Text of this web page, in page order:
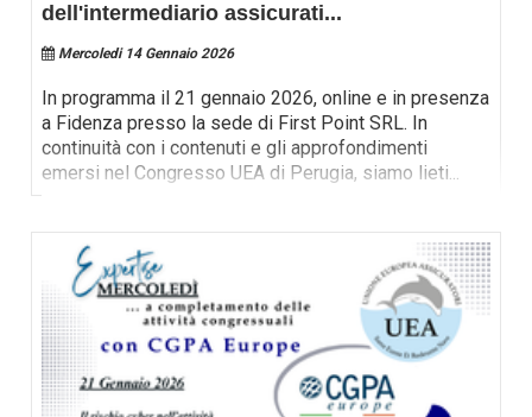
dell'intermediario assicurati...
Mercoledi 14 Gennaio 2026
In programma il 21 gennaio 2026, online e in presenza
a Fidenza presso la sede di First Point SRL. In
continuità con i contenuti e gli approfondimenti
emersi nel Congresso UEA di Perugia, siamo lieti...